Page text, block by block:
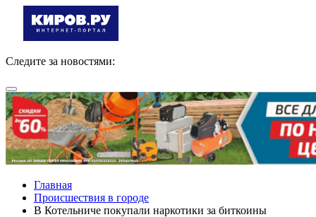
Следите за новостями:
Главная
Происшествия в городе
В Котельниче покупали наркотики за биткоины